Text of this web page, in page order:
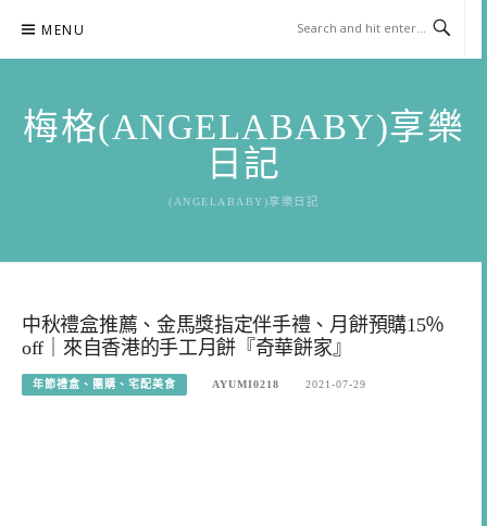
content
MENU
梅格(ANGELABABY)享樂
日記
(ANGELABABY)享樂日記
中秋禮盒推薦、金馬獎指定伴手禮、月餅預購15％
off｜來自香港的手工月餅『奇華餅家』
年節禮盒、團購、宅配美食 AYUMI0218 2021-07-29